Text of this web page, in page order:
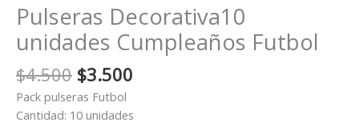
Pulseras Decorativa10
unidades Cumpleaños Futbol
$4.500 El
precio
original
$3.500
actual
Pack pulseras Futbol
Cantidad: 10 unidades